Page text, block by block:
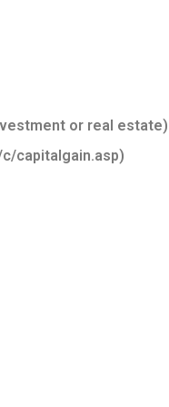
or real
capitalgain.asp)